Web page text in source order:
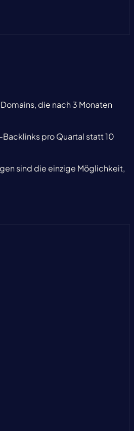
die nach 3 Monaten
pro Quartal statt 10
sind die einzige Möglichkeit,